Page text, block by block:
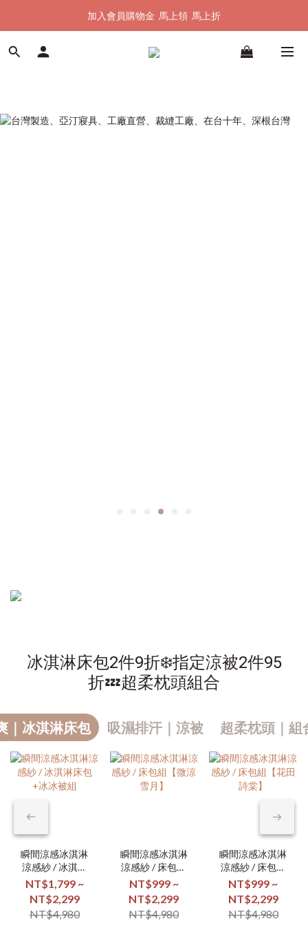
加入會員購物金  馬上領  馬上折
加入會員購物金  馬上領  馬上折
全館單筆滿 $1500 即享全台免運
冰淇淋床包2件9折❄️指定涼被2件95
折💤超柔枕頭組合
｜冰淇淋床包 吸濕排汗｜涼被 超柔枕頭｜組
瞬間涼感冰淇淋
涼感紗 / 冰淇淋
床包+冰冰被組
NT$1,799 ~
NT$2,299
NT$4,980
瞬間涼感冰淇淋
涼感紗 / 床包組
【微涼雪月】
NT$999 ~
NT$2,299
NT$4,980
瞬間涼感冰淇淋
涼感紗 / 床包組
【花田詩棠】
NT$999 ~
NT$2,299
NT$4,980